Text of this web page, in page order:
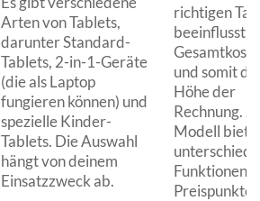
Arten von Tablets,
darunter Standard-
Tablets, 2-in-1-Geräte
(die als Laptop
fungieren können) und
spezielle Kinder-
Tablets. Die Auswahl
hängt von deinem
Einsatzzweck ab.
richtigen
beeinflusst
und somit die
Höhe der
Rechnung.
Modell
Funktionen
Preispunkte.